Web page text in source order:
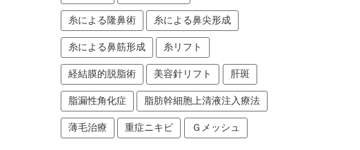
糸による隆鼻術 糸による鼻尖形成
糸による鼻筋形成 糸リフト
経結膜的脱脂術 美容針リフト 肝斑
脂漏性角化症 脂肪幹細胞上清液注入療法
薄毛治療 重症ニキビ Ｇメッシュ